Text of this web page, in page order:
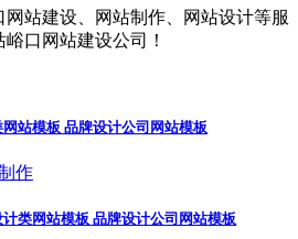
站建设、网站制作、网站设计等服
口网站建设公司！
站模板 品牌设计公司网站模板
类网站模板 品牌设计公司网站模板